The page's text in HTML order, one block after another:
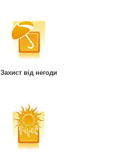
Захист від негоди